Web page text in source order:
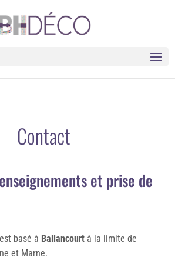
Contact
et prise de
basé à Ballancourt à la limite de
et Marne.